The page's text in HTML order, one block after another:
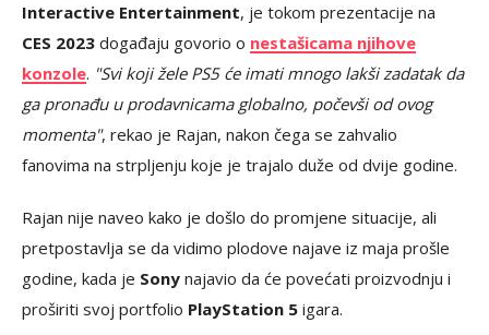
Interactive Entertainment, je tokom prezentacije na
CES 2023 događaju govorio o nestašicama njihove
konzole. "Svi koji žele PS5 će imati mnogo lakši zadatak da
ga pronađu u prodavnicama globalno, počevši od ovog
momenta", rekao je Rajan, nakon čega se zahvalio
fanovima na strpljenju koje je trajalo duže od dvije godine.
Rajan nije naveo kako je došlo do promjene situacije, ali
pretpostavlja se da vidimo plodove najave iz maja prošle
godine, kada je Sony najavio da će povećati proizvodnju i
proširiti svoj portfolio PlayStation 5 igara.